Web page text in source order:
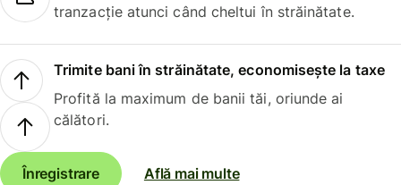
tranzacție atunci când cheltui în străinătate.
Trimite bani în străinătate, economisește la taxe
Profită la maximum de banii tăi, oriunde ai
călători.
Înregistrare Află mai multe